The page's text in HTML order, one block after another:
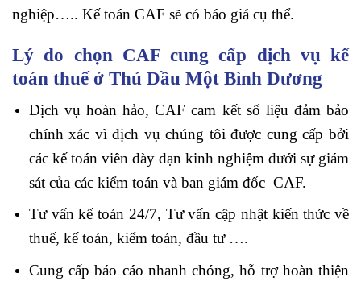
nghiệp….. Kế toán CAF sẽ có báo giá cụ thể.
Lý do chọn CAF cung cấp dịch vụ kế
toán thuế ở Thủ Dầu Một Bình Dương
Dịch vụ hoàn hảo, CAF cam kết số liệu đảm bảo
chính xác vì dịch vụ chúng tôi được cung cấp bởi
các kế toán viên dày dạn kinh nghiệm dưới sự giám
sát của các kiểm toán và ban giám đốc CAF.
Tư vấn kế toán 24/7, Tư vấn cập nhật kiến thức về
thuế, kế toán, kiểm toán, đầu tư ….
Cung cấp báo cáo nhanh chóng, hỗ trợ hoàn thiện